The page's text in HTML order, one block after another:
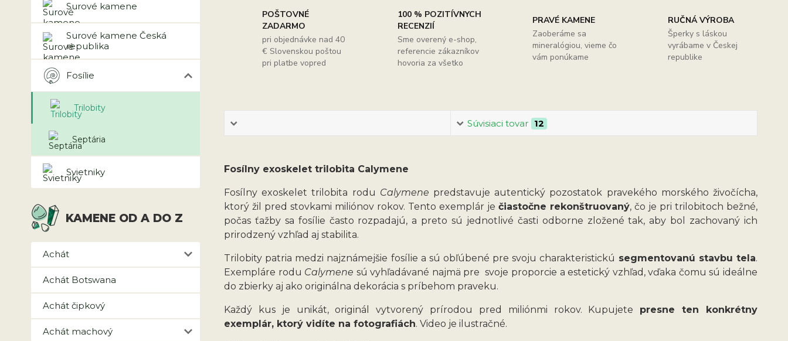
Surové kamene
Surové kamene Česká
republika
Fosílie
Trilobity
Septária
Svietniky
KAMENE OD A DO Z
Achát
Achát Botswana
Achát čipkový
Achát machový
POŠTOVNÉ
ZADARMO
pri objednávke nad 40
€ Slovenskou poštou
pri platbe vopred
100 % POZITÍVNYCH
RECENZIÍ
Sme overený e-shop,
referencie zákazníkov
hovoria za všetko
PRAVÉ KAMENE
Zaoberáme sa
mineralógiou, vieme čo
vám ponúkame
RUČNÁ VÝROBA
Šperky s láskou
vyrábame v Českej
republike
Súvisiaci tovar 12
Fosílny exoskelet trilobita Calymene
Fosílny exoskelet trilobita rodu Calymene predstavuje autentický pozostatok pravekého morského živočícha,
ktorý žil pred stovkami miliónov rokov. Tento exemplár je čiastočne rekonštruovaný, čo je pri trilobitoch bežné,
počas ťažby sa fosílie často rozpadajú, a preto sú jednotlivé časti odborne zložené tak, aby bol zachovaný ich
prirodzený vzhľad aj stabilita.
Trilobity patria medzi najznámejšie fosílie a sú obľúbené pre svoju charakteristickú segmentovanú stavbu tela.
Exempláre rodu Calymene sú vyhľadávané najmä pre svoje proporcie a estetický vzhľad, vďaka čomu sú ideálne
do zbierky aj ako originálna dekorácia s príbehom praveku.
Každý kus je unikát, originál vytvorený prírodou pred miliónmi rokov. Kupujete presne ten konkrétny
exemplár, ktorý vidíte na fotografiách. Video je ilustračné.